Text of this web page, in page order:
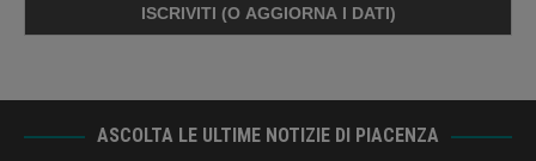
ASCOLTA LE ULTIME NOTIZIE DI PIACENZA